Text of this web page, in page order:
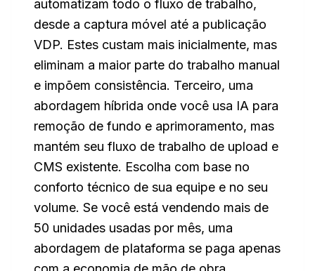
automatizam todo o fluxo de trabalho,
desde a captura móvel até a publicação
VDP. Estes custam mais inicialmente, mas
eliminam a maior parte do trabalho manual
e impõem consistência. Terceiro, uma
abordagem híbrida onde você usa IA para
remoção de fundo e aprimoramento, mas
mantém seu fluxo de trabalho de upload e
CMS existente. Escolha com base no
conforto técnico de sua equipe e no seu
volume. Se você está vendendo mais de
50 unidades usadas por mês, uma
abordagem de plataforma se paga apenas